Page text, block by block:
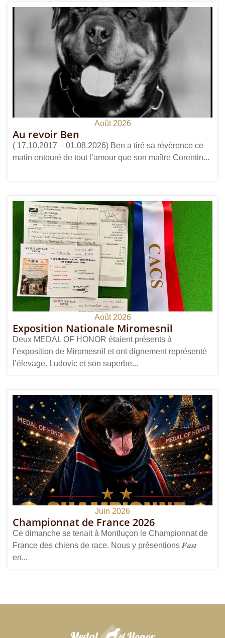
Août 2026
Au revoir Ben
( 17.10.2017 – 01.08.2026) Ben a tiré sa révérence ce
matin entouré de tout l’amour que son maître Corentin...
Août 2026
Exposition Nationale Miromesnil
Deux MEDAL OF HONOR étaient présents à
l’exposition de Miromesnil et ont dignement représenté
l’élevage. Ludovic et son superbe...
Juin 2026
Championnat de France 2026
Ce dimanche se tenait à Montluçon le Championnat de
France des chiens de race. Nous y présentions 𝑭𝒂𝒔𝒕
en...